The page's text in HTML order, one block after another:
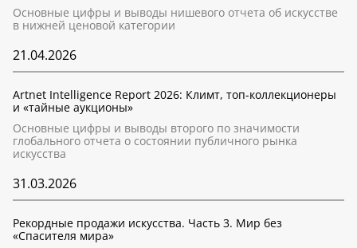
Основные цифры и выводы нишевого отчета об искусстве
в нижней ценовой категории
21.04.2026
Artnet Intelligence Report 2026: Климт, топ-коллекционеры
и «тайные аукционы»
Основные цифры и выводы второго по значимости
глобального отчета о состоянии публичного рынка
искусства
31.03.2026
Рекордные продажи искусства. Часть 3. Мир без
«Спасителя мира»